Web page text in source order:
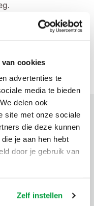
cookies
advertenties te
media te bieden
delen ook
site met onze sociale
die deze kunnen
je aan hen hebt
door je gebruik van
Zelf instellen